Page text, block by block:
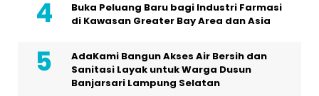
Buka Peluang Baru bagi Industri Farmasi
di Kawasan Greater Bay Area dan Asia
AdaKami Bangun Akses Air Bersih dan
Sanitasi Layak untuk Warga Dusun
Banjarsari Lampung Selatan